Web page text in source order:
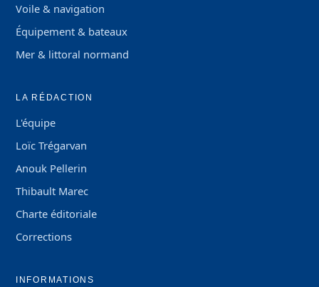
Voile & navigation
Équipement & bateaux
Mer & littoral normand
LA RÉDACTION
L'équipe
Loïc Trégarvan
Anouk Pellerin
Thibault Marec
Charte éditoriale
Corrections
INFORMATIONS